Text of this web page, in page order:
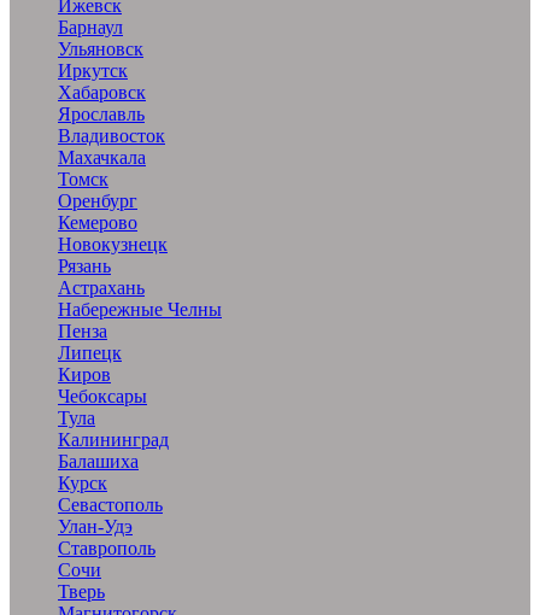
Ижевск
Барнаул
Ульяновск
Иркутск
Хабаровск
Ярославль
Владивосток
Махачкала
Томск
Оренбург
Кемерово
Новокузнецк
Рязань
Астрахань
Набережные Челны
Пенза
Липецк
Киров
Чебоксары
Тула
Калининград
Балашиха
Курск
Севастополь
Улан-Удэ
Ставрополь
Сочи
Тверь